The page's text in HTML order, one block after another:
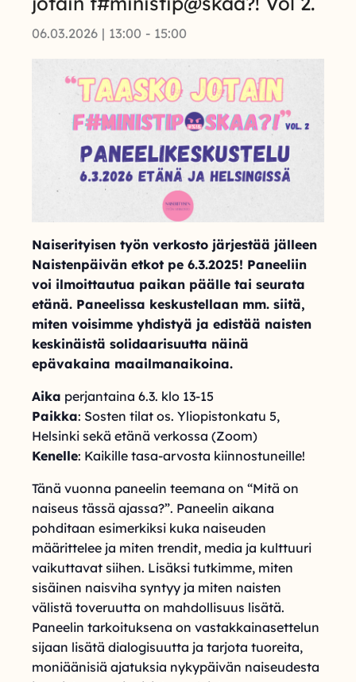
06.03.2026 | 13:00 - 15:00
Naiserityisen työn verkosto järjestää jälleen
Naistenpäivän etkot pe 6.3.2025! Paneeliin
voi ilmoittautua paikan päälle tai seurata
etänä. Paneelissa keskustellaan mm. siitä,
miten voisimme yhdistyä ja edistää naisten
keskinäistä solidaarisuutta näinä
epävakaina maailmanaikoina.
Aika perjantaina 6.3. klo 13-15
Paikka: Sosten tilat os. Yliopistonkatu 5,
Helsinki sekä etänä verkossa (Zoom)
Kenelle: Kaikille tasa-arvosta kiinnostuneille!
Tänä vuonna paneelin teemana on “Mitä on
naiseus tässä ajassa?”. Paneelin aikana
pohditaan esimerkiksi kuka naiseuden
määrittelee ja miten trendit, media ja kulttuuri
vaikuttavat siihen. Lisäksi tutkimme, miten
sisäinen naisviha syntyy ja miten naisten
välistä toveruutta on mahdollisuus lisätä.
Paneelin tarkoituksena on vastakkainasettelun
sijaan lisätä dialogisuutta ja tarjota tuoreita,
moniäänisiä ajatuksia nykypäivän naiseudesta